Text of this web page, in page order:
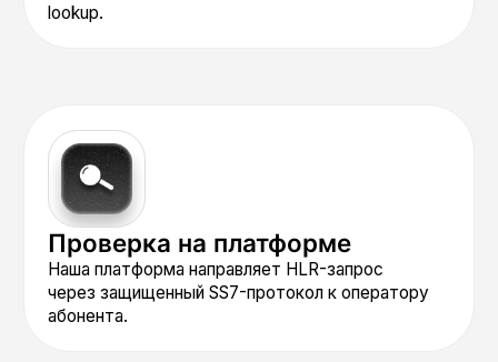
улучшает доверие к вашему
Автоматизация
и сквозная
аналитика
Настройте через вебхуки
автоматическую проверку
номеров перед каждой рассылкой.
Вся статистика по качеству ваших
баз (процент активных/неактивных
номеров по операторам) доступна